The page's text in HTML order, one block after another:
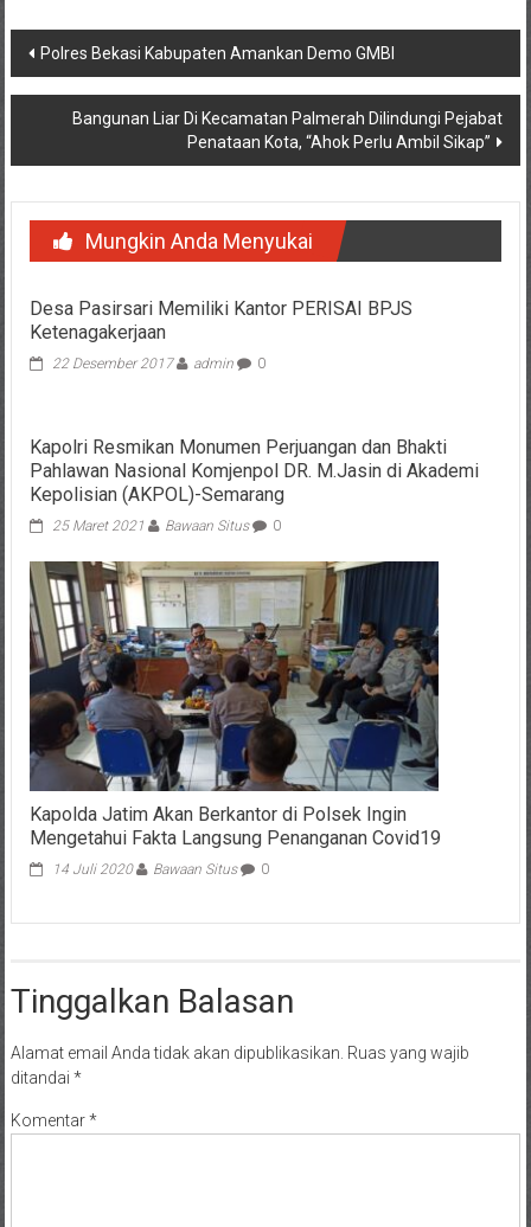
Navigasi
pos
Polres Bekasi Kabupaten Amankan Demo GMBI
Bangunan Liar Di Kecamatan Palmerah Dilindungi Pejabat
Penataan Kota, “Ahok Perlu Ambil Sikap”
Mungkin Anda Menyukai
Desa Pasirsari Memiliki Kantor PERISAI BPJS
Ketenagakerjaan
22 Desember 2017 admin 0
Kapolri Resmikan Monumen Perjuangan dan Bhakti
Pahlawan Nasional Komjenpol DR. M.Jasin di Akademi
Kepolisian (AKPOL)-Semarang
25 Maret 2021 Bawaan Situs 0
Kapolda Jatim Akan Berkantor di Polsek Ingin
Mengetahui Fakta Langsung Penanganan Covid19
14 Juli 2020 Bawaan Situs 0
Tinggalkan Balasan
Alamat email Anda tidak akan dipublikasikan. Ruas yang wajib
ditandai *
Komentar*